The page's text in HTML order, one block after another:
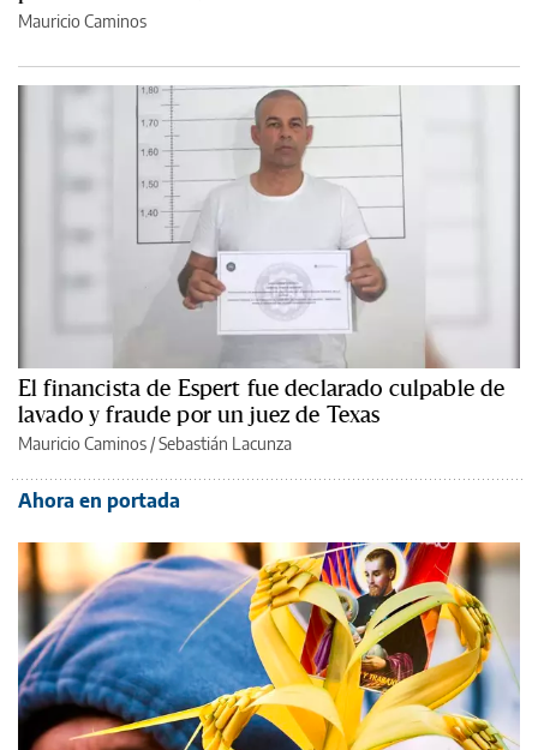
Mauricio Caminos
El financista de Espert fue declarado culpable de
lavado y fraude por un juez de Texas
Mauricio Caminos /Sebastián Lacunza
Ahora en portada